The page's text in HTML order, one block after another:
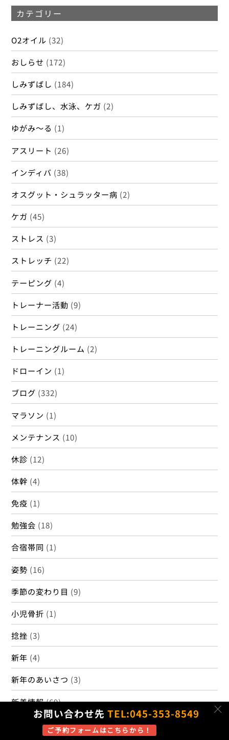
お問い合わせ先 TEL:045-353-8549
ご予約フォームはこちらから！
c
カテゴリー
O2オイル (32)
おしらせ (172)
しみずばし (184)
しみずばし、水泳、ケガ (2)
ゆがみ～る (1)
アスリート (26)
インディバ (38)
オスグット・シュラッター病 (2)
ケガ (45)
ストレス (3)
ストレッチ (22)
テーピング (4)
トレーナー活動 (9)
トレーニング (24)
トレーニングルーム (2)
ドローイン (1)
ブログ (332)
マラソン (1)
メンテナンス (10)
休診 (12)
体幹 (4)
免疫 (1)
勉強会 (18)
合宿帯同 (1)
姿勢 (16)
季節の変わり目 (9)
小児骨折 (1)
捻挫 (3)
新年 (4)
新年のあいさつ (3)
新着情報(69)
新着情報(4)